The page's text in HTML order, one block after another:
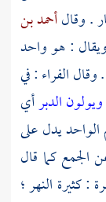
. وقالأحمد بن
: هو واحد
وقالالفراء: في
ويولون الدبرأي
يدل على
الجمع كما قال
: كثيرة النهر ؛